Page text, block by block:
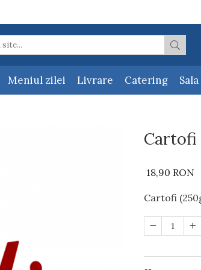
Meniul zilei Livrare Catering
18,90 RON
Cartofi